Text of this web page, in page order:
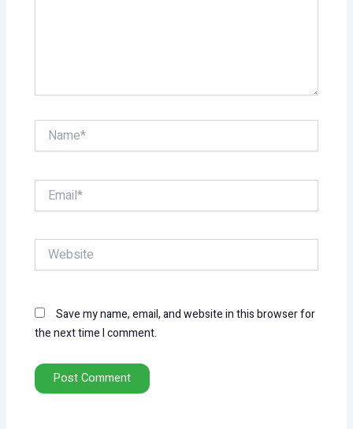
Name*
Email*
Website
Save my name, email, and website in this browser for
the next time I comment.